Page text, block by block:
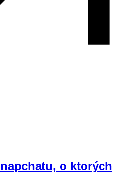
o ktorých